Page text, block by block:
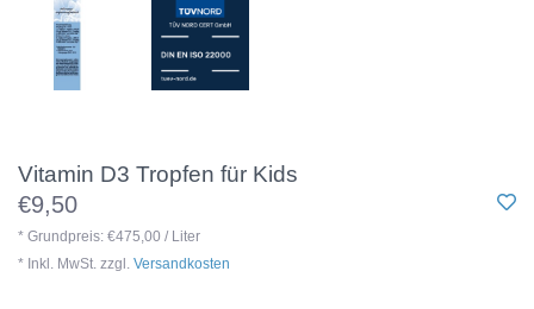
Vitamin D3 Tropfen für Kids
€9,50
* Grundpreis: €475,00 / Liter
* Inkl. MwSt. zzgl. Versandkosten